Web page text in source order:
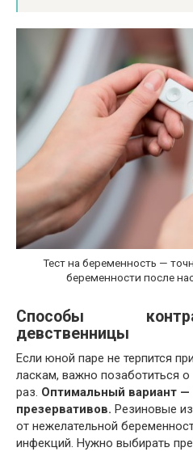
Тест на беременность —
беременности после
Способы
девственницы
Если юной паре не терпится
ласкам, важно позаботиться
раз. Оптимальный вариант —
презервативов. Резиновые
от нежелательной
инфекций. Нужно выбирать